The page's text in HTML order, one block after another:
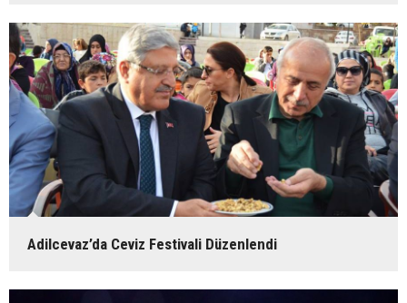
Adilcevaz’da Ceviz Festivali Düzenlendi